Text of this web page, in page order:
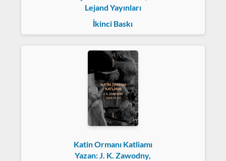
Lejand Yayınları
İkinci Baskı
Katin Ormanı Katliamı
Yazan: J. K. Zawodny,